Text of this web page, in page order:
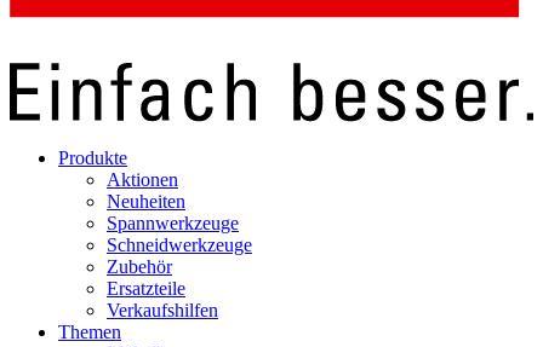
Produkte
Aktionen
Neuheiten
Spannwerkzeuge
Schneidwerkzeuge
Zubehör
Ersatzteile
Verkaufshilfen
Themen